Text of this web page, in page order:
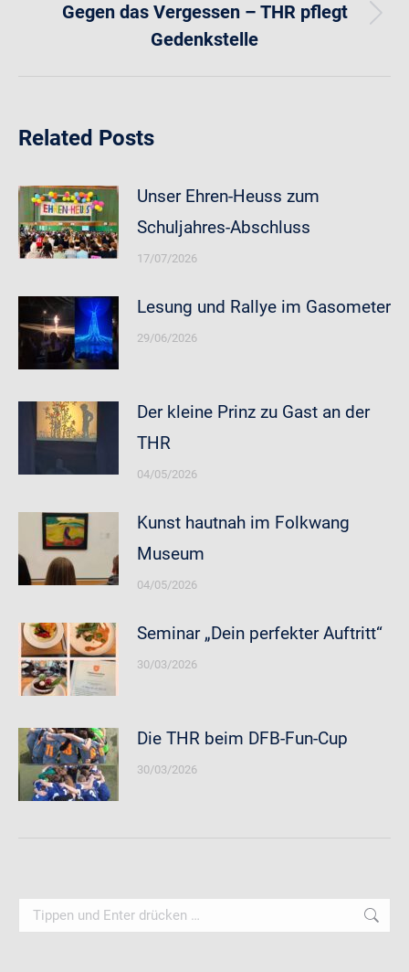
Nächster
Gegen das Vergessen – THR pflegt
Gedenkstelle
Related Posts
Unser Ehren-Heuss zum
Schuljahres-Abschluss
17/07/2026
Lesung und Rallye im Gasometer
29/06/2026
Der kleine Prinz zu Gast an der
THR
04/05/2026
Kunst hautnah im Folkwang
Museum
04/05/2026
Seminar „Dein perfekter Auftritt“
30/03/2026
Die THR beim DFB-Fun-Cup
30/03/2026
Search: